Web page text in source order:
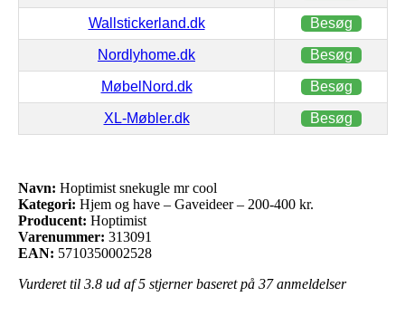
Wallstickerland.dk Besøg
Nordlyhome.dk Besøg
MøbelNord.dk Besøg
XL-Møbler.dk Besøg
Navn: Hoptimist snekugle mr cool
Kategori: Hjem og have – Gaveideer – 200-400 kr.
Producent: Hoptimist
Varenummer: 313091
EAN: 5710350002528
Vurderet til 3.8 ud af 5 stjerner baseret på 37anmeldelser